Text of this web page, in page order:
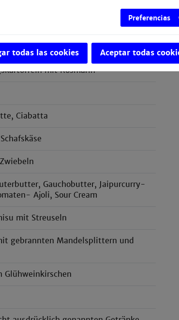
in Salbeibutter geschwenkt mit
mit Rosmarin
Ciabatta
Gauchobutter, Jaipurcurry-
Ajoli, Sour Cream
mit Streuseln
gebrannten Mandelsplittern und
Glühweinkirschen
Preferencias
todas las cookies Aceptar todas